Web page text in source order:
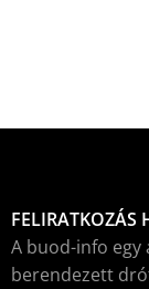
FELIRATKOZÁS
A buod-info egy
berendezett